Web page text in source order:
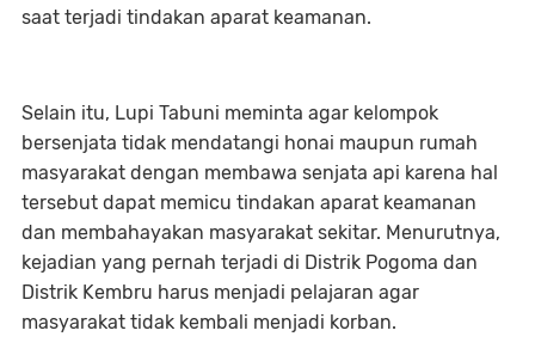
saat terjadi tindakan aparat keamanan.
Selain itu, Lupi Tabuni meminta agar kelompok
bersenjata tidak mendatangi honai maupun rumah
masyarakat dengan membawa senjata api karena hal
tersebut dapat memicu tindakan aparat keamanan
dan membahayakan masyarakat sekitar. Menurutnya,
kejadian yang pernah terjadi di Distrik Pogoma dan
Distrik Kembru harus menjadi pelajaran agar
masyarakat tidak kembali menjadi korban.